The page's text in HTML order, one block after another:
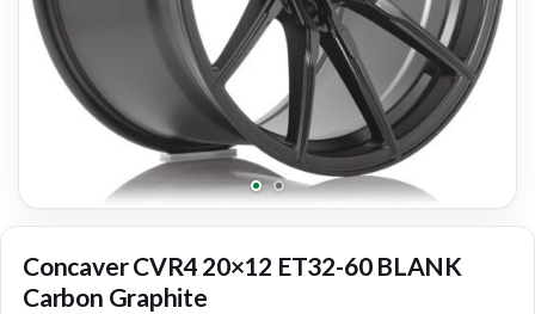
Concaver CVR4 20×12 ET32-60 BLANK
Carbon Graphite